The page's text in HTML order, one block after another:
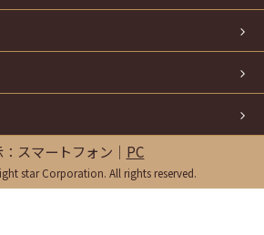
スマートフォン｜ PC
star Corporation. All rights reserved.